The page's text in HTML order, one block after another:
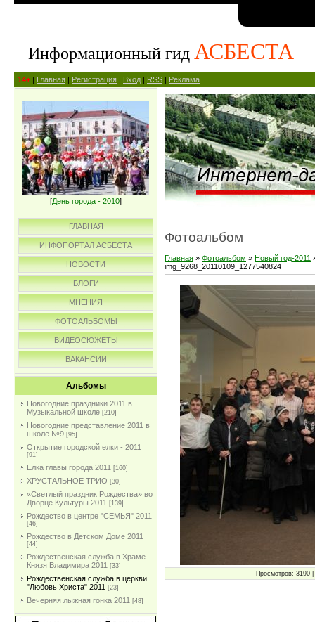
Информационный гид АСБЕСТА
14+ | Главная | Регистрация | Вход | RSS | Реклама
[День города - 2010]
ГЛАВНАЯ
ИНФОПОРТАЛ АСБЕСТА
НОВОСТИ
БЛОГИ
МНЕНИЯ
ФОТОАЛЬБОМЫ
ВИДЕОСЮЖЕТЫ
ВАКАНСИИ
Альбомы
Новогодние праздники 2011 в
Музыкальной школе [210]
Новогодние представление 2011 в
школе №9 [95]
Открытие городской елки - 2011
[91]
Елка главы города 2011 [160]
ХРУСТАЛЬНОЕ ТРИО [30]
«Светлый праздник Рождества» во
Дворце Культуры 2011 [139]
Рождество в центре "СЕМЬЯ" 2011
[46]
Рождество в Детском Доме 2011
[44]
Рождественская служба в Храме
Князя Владимира 2011 [33]
Рождественская служба в церкви
"Любовь Христа" 2011 [23]
Вечерняя лыжная гонка 2011 [48]
Фотоальбом
Главная » Фотоальбом » Новый год-2011
img_9268_20110109_1277540824
Просмотров: 3190